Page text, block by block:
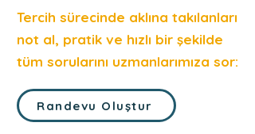
Tercih sürecinde aklına takılanları
not al, pratik ve hızlı bir şekilde
tüm sorularını uzmanlarımıza sor:
Randevu Oluştur